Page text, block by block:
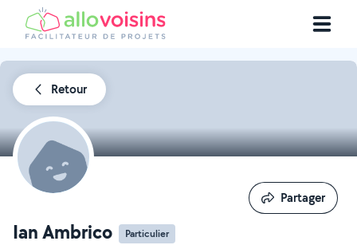
Retour
Ian Ambrico Particulier
Partager
Partager